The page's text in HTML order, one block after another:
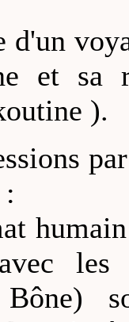
et sa
).
et
les